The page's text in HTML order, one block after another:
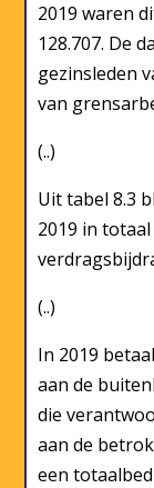
2019 waren
128.707. De
gezinsleden
van
(..)
Uit tabel 8.3
2019 in
(..)
In 2019
aan de
die
aan de
een